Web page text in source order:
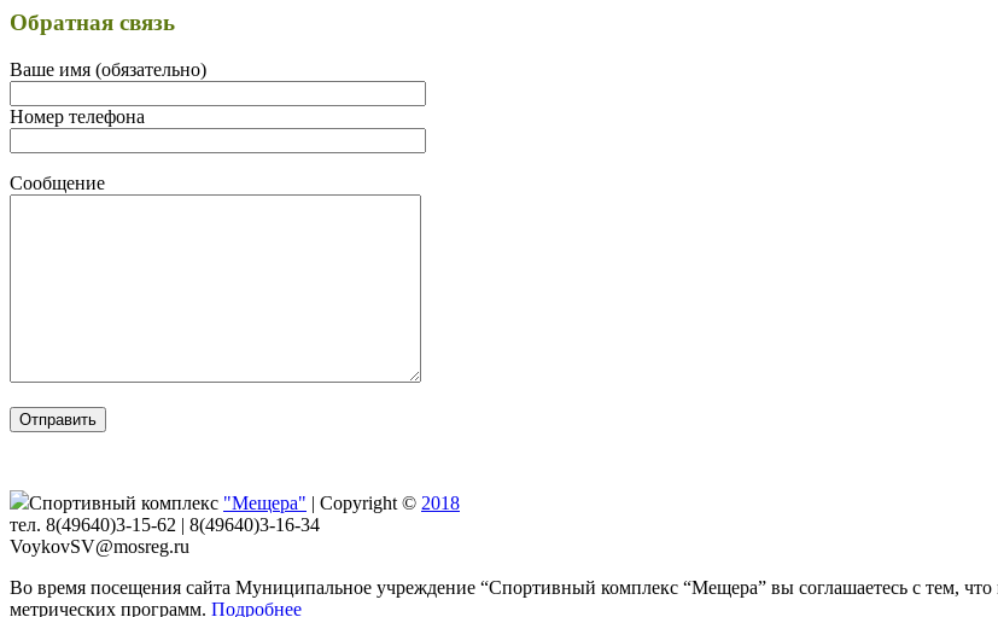
Обратная связь
Ваше имя (обязательно)
Номер телефона
Сообщение
Спортивный комплекс "Мещера" | Copyright © 2018
тел. 8(49640)3-15-62 | 8(49640)3-16-34
VoykovSV@mosreg.ru
Во время посещения сайта Муниципальное учреждение “Спортивный комплекс “Мещера” вы соглашаетесь с тем,
метрических программ. Подробнее